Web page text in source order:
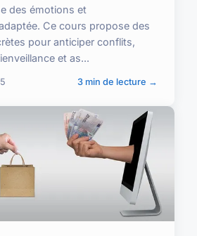
des émotions et
Ce cours propose des
pour anticiper conflits,
et as...
3 min de lecture →